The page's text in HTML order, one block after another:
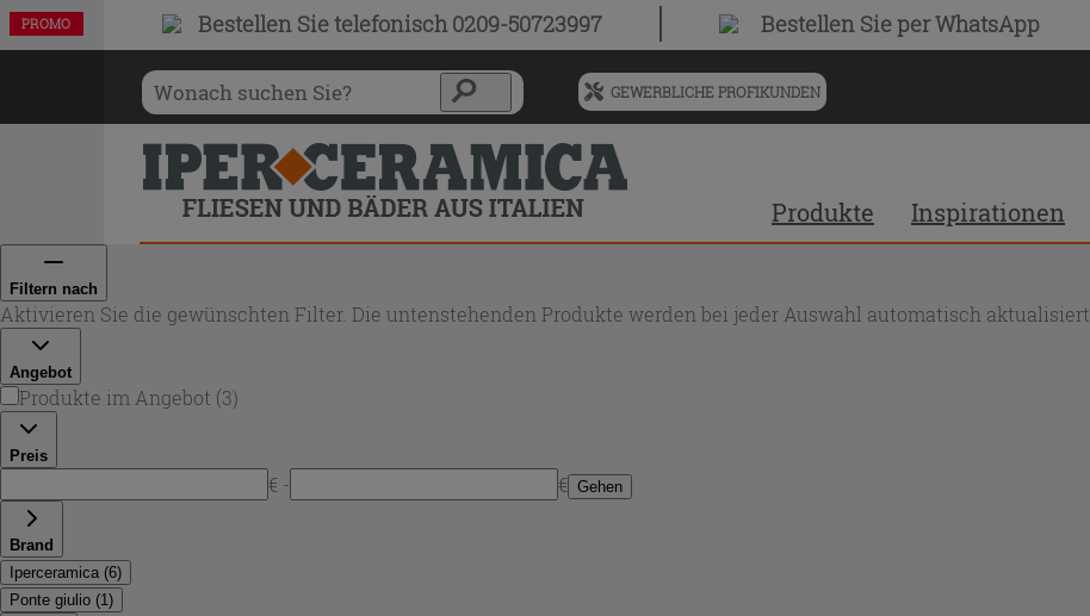
Bestellen Sietelefonisch 0209-50723997 Bestellen Sieper WhatsApp
Menü
vorgeschlagenen
Siteinhalt
und
Suchprotokoll
GEWERBLICHE PROFIKUNDEN
Produkte Inspirationen
Filtern nach
Aktivieren Sie die gewünschten Filter. Die untenstehenden Produkte werden bei jeder Auswahl automatisch aktualisiert.
Angebot
Produkte im Angebot (3)
Preis
€ - € Gehen
Brand
Iperceramica (6)
Ponte giulio (1)
PROMO
PROMO
PROMO